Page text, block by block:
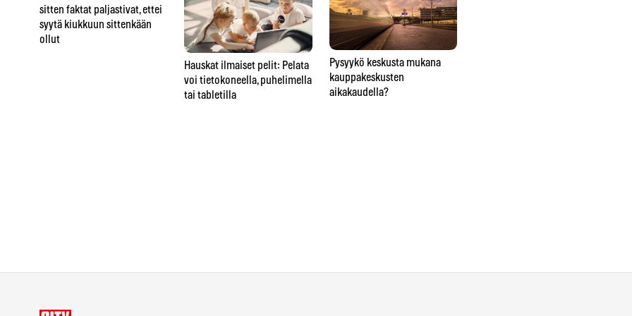
sitten faktat paljastivat, ettei
syytä kiukkuun sittenkään
ollut
Hauskat ilmaiset pelit: Pelata
voi tietokoneella, puhelimella
tai tabletilla
Pysyykö keskusta mukana
kauppakeskusten
aikakaudella?